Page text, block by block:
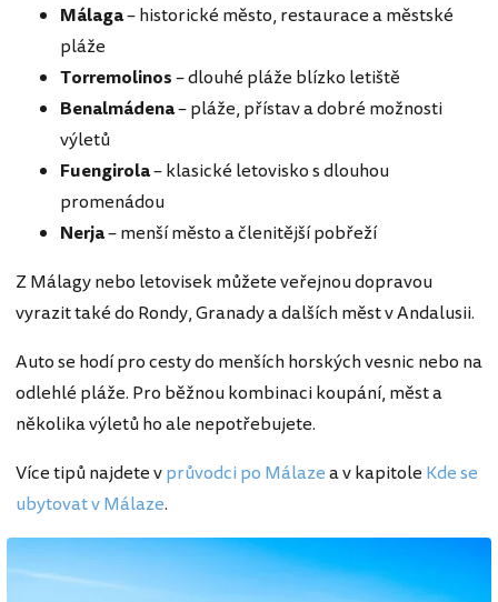
Málaga– historické město, restaurace a městské
pláže
Torremolinos– dlouhé pláže blízko letiště
Benalmádena– pláže, přístav a dobré možnosti
výletů
Fuengirola– klasické letovisko s dlouhou
promenádou
Nerja– menší město a členitější pobřeží
Z Málagy nebo letovisek můžete veřejnou dopravou
vyrazit také do Rondy, Granady a dalších měst v Andalusii.
Auto se hodí pro cesty do menších horských vesnic nebo na
odlehlé pláže. Pro běžnou kombinaci koupání, měst a
několika výletů ho ale nepotřebujete.
Více tipů najdete vprůvodci po Málazea v kapitole Kde se
ubytovat v Málaze.